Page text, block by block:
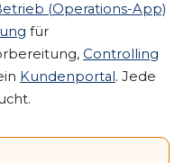
(Operations-App)
für
Controlling
Kundenportal . Jede